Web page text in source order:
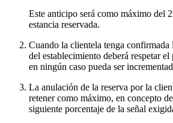
Este anticipo será como máximo del
estancia reservada.
Cuando la clientela tenga confirmada
del establecimiento deberá respetar
en ningún caso pueda ser
La anulación de la reserva por la
retener como máximo, en concepto
siguiente porcentaje de la señal